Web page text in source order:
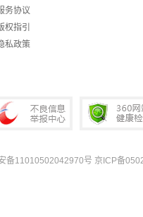
务协议
权指引
私政策
备11010502042970号 京ICP备